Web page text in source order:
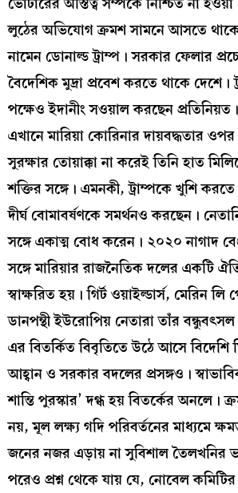
লুঠের অভিযোগ ক্রমশ সামনে আসতে
নামেন ডোনাল্ড ট্রাম্প। সরকার ফেলার
বৈদেশিক মুদ্রা প্রবেশ করতে থাকে দেশে।
পক্ষেও ইদানীং সওয়াল করছেন
এখানে মারিয়া কোরিনার দায়বদ্ধতার ওপর
সুরক্ষার তোয়াক্কা না করেই তিনি হাত
শক্তির সঙ্গে। এমনকী, ট্রাম্পকে খুশি
দীর্ঘ বোমাবর্ষণকে সমর্থনও করছেন।
সঙ্গে একাত্ম বোধ করেন। ২০২০ নাগাদ
সঙ্গে মারিয়ার রাজনৈতিক দলের একটি
স্বাক্ষরিত হয়। গির্ট ওয়াইল্ডার্স, মেরিন
ডানপন্থী ইউরোপিয় নেতারা তাঁর
এর বিতর্কিত বিবৃতিতে উঠে আসে বিদেশি
আহ্বান ও সরকার বদলের প্রসঙ্গও।
শান্তি পুরস্কার’ দগ্ধ হয় বিতর্কের অনলে।
নয়, মূল লক্ষ্য গদি পরিবর্তনের মাধ্যমে
জনের নজর এড়ায় না সুবিশাল তৈলখনির
পরেও প্রশ্ন থেকে যায় যে, নোবেল